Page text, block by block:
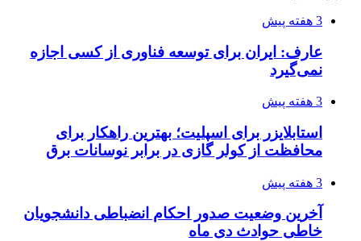
3 هفته پیش
عارف: ایران برای توسعه فناوری از کسی اجازه
نمی‌گیرد
3 هفته پیش
استابلایزر برای اسپلیت؛ بهترین راهکار برای
محافظت از کولر گازی در برابر نوسانات برق
3 هفته پیش
آخرین وضعیت صدور احکام انضباطی دانشجویان
خاطی حوادث دی ماه